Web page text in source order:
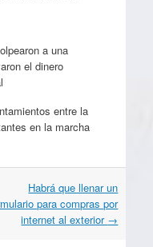
a una
el dinero
entre la
en la marcha
Habrá que llenar un
para compras por
internet al exterior →